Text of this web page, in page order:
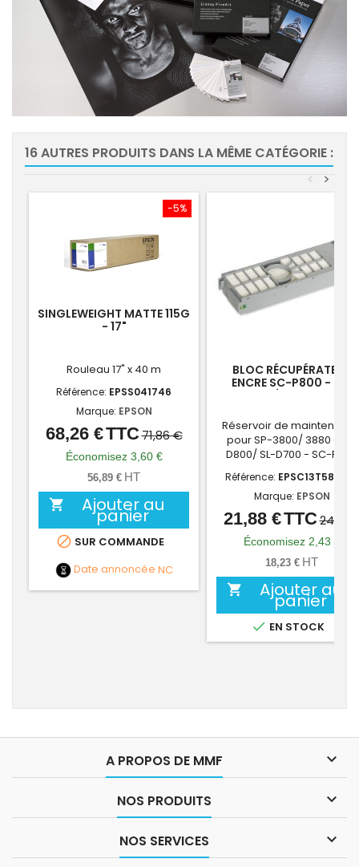
16 AUTRES PRODUITS DANS LA MÊME CATÉGORIE :
>
<
-5%
SINGLEWEIGHT MATTE 115G
- 17"
Rouleau 17" x 40 m
Référence: EPSS041746
Marque: EPSON
Prix
Prix
de
base
68,26 €TTC71,86 €
Économisez 3,60 €
56,89 € HT
 Ajouter au
panier
 SUR COMMANDE
Date annoncée NC
BLOC RÉCUPÉRATEUR
ENCRE SC-P800 - SL-
D800/D700 - SP-
Réservoir de
pour SP-3800/ 3880 - SL-
D800/ SL-D700 - SC-P800
Référence: EPSC13T582000
Marque: EPSON
Prix
Prix
de
base
21,88 €TTC24,31
Économisez 2,43 €
18,23 € HT
 Ajouter au
panier
 EN STOCK
A PROPOS DE MMF 
NOS PRODUITS 
NOS SERVICES 